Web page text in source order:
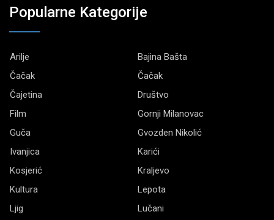
Popularne Kategorije
Arilje
Bajina Bašta
Čačak
Čačak
Čajetina
Društvo
Film
Gornji Milanovac
Guča
Gvozden Nikolić
Ivanjica
Karići
Kosjerić
Kraljevo
Kultura
Lepota
Ljig
Lučani